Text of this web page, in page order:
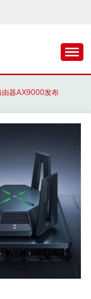
器AX9000发布